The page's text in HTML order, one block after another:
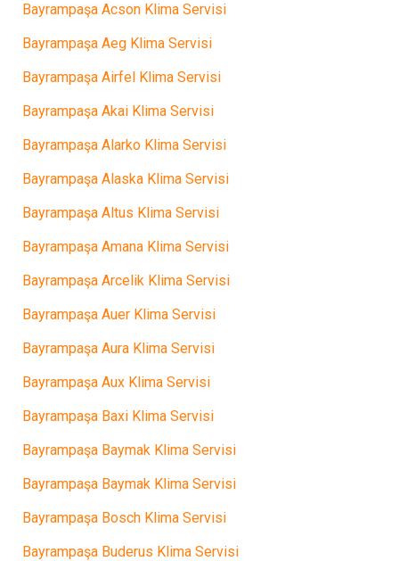
Bayrampaşa Acson Klima Servisi
Bayrampaşa Aeg Klima Servisi
Bayrampaşa Airfel Klima Servisi
Bayrampaşa Akai Klima Servisi
Bayrampaşa Alarko Klima Servisi
Bayrampaşa Alaska Klima Servisi
Bayrampaşa Altus Klima Servisi
Bayrampaşa Amana Klima Servisi
Bayrampaşa Arcelik Klima Servisi
Bayrampaşa Auer Klima Servisi
Bayrampaşa Aura Klima Servisi
Bayrampaşa Aux Klima Servisi
Bayrampaşa Baxi Klima Servisi
Bayrampaşa Baymak Klima Servisi
Bayrampaşa Baymak Klima Servisi
Bayrampaşa Bosch Klima Servisi
Bayrampaşa Buderus Klima Servisi